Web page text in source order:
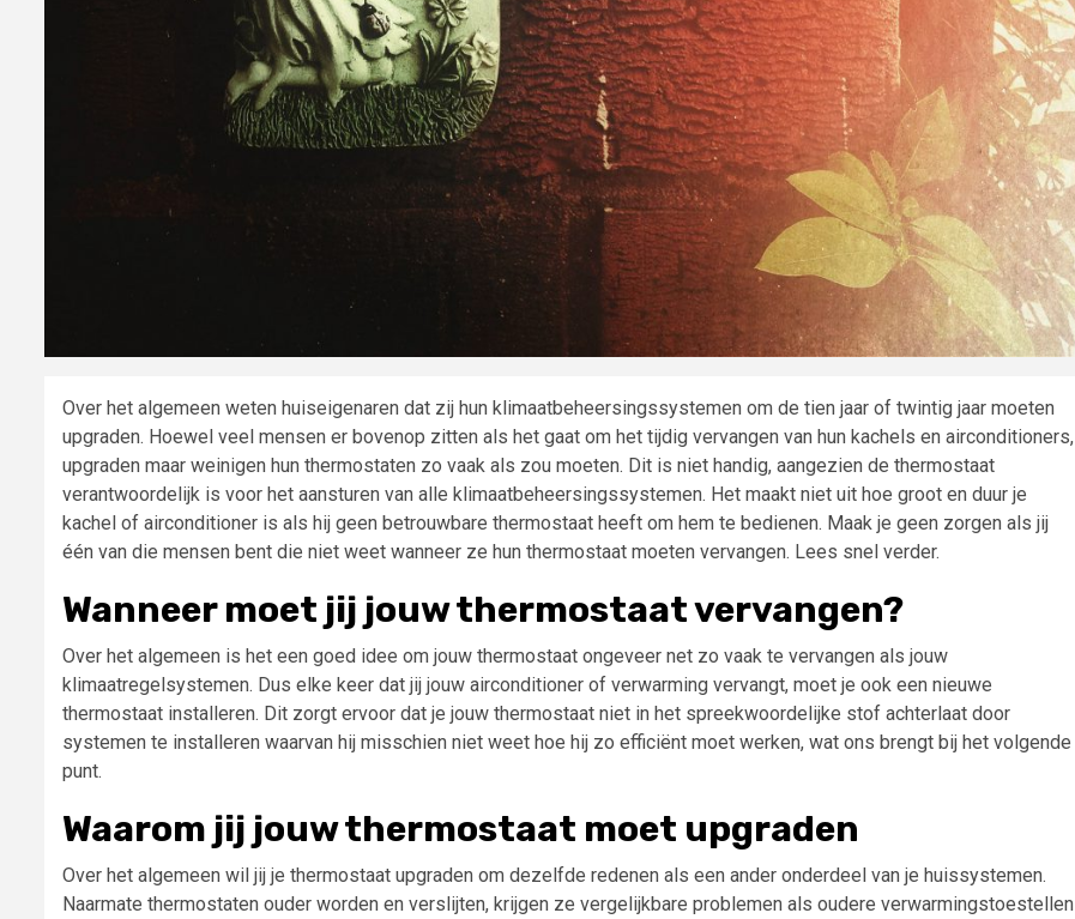
Over het algemeen weten huiseigenaren dat zij hun klimaatbeheersingssystemen om de tien jaar of twintig jaar moeten
upgraden. Hoewel veel mensen er bovenop zitten als het gaat om het tijdig vervangen van hun kachels en airconditioners,
upgraden maar weinigen hun thermostaten zo vaak als zou moeten. Dit is niet handig, aangezien de thermostaat
verantwoordelijk is voor het aansturen van alle klimaatbeheersingssystemen. Het maakt niet uit hoe groot en duur je
kachel of airconditioner is als hij geen betrouwbare thermostaat heeft om hem te bedienen. Maak je geen zorgen als jij
één van die mensen bent die niet weet wanneer ze hun thermostaat moeten vervangen. Lees snel verder.
Wanneer moet jij jouw thermostaat vervangen?
Over het algemeen is het een goed idee om jouw thermostaat ongeveer net zo vaak te vervangen als jouw
klimaatregelsystemen. Dus elke keer dat jij jouw airconditioner of verwarming vervangt, moet je ook een nieuwe
thermostaat installeren. Dit zorgt ervoor dat je jouw thermostaat niet in het spreekwoordelijke stof achterlaat door
systemen te installeren waarvan hij misschien niet weet hoe hij zo efficiënt moet werken, wat ons brengt bij het volgende
punt.
Waarom jij jouw thermostaat moet upgraden
Over het algemeen wil jij je thermostaat upgraden om dezelfde redenen als een ander onderdeel van je huissystemen.
Naarmate thermostaten ouder worden en verslijten, krijgen ze vergelijkbare problemen als oudere verwarmingstoestellen